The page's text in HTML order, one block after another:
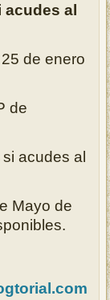
acudes al
de enero
de
acudes al
Mayo de